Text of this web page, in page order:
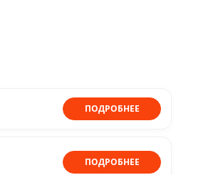
ПОДРОБНЕЕ
ПОДРОБНЕЕ